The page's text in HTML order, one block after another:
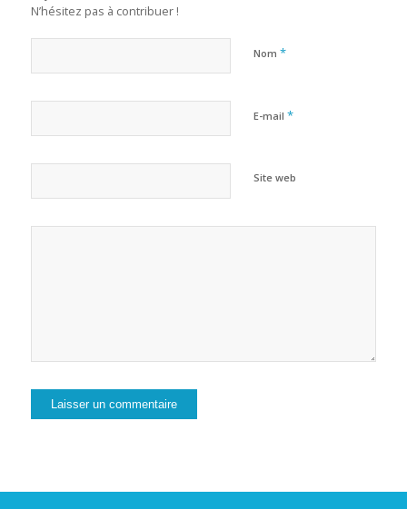
N’hésitez pas à contribuer !
Nom *
E-mail *
Site web